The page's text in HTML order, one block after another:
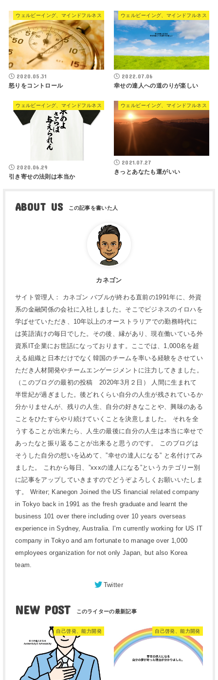
ウェルビーイング、マインドフルネス
2020.05.31
怒りをコントロール
ウェルビーイング、マインドフルネス
2022.07.06
幸せの達人への道のりが楽しい
ウェルビーイング、マインドフルネス
2020.06.29
引き寄せの法則は本当か
ウェルビーイング、マインドフルネス
2021.07.27
きっとあなたも運がいい
ABOUT US
カネゴン
サイト管理人： カネゴン バブルが終わる直前の1991年に、外資
系の金融関係の会社に入社しました。そこでビジネスのイロハを
学ばせていただき、10年以上のオーストラリアでの勤務時代に
は英語漬けの毎日でした。その後、縁があり、現在働いている外
資系IT企業にお世話になっております。ここでは、1,000名を超
える組織と日本だけでなく韓国のチームを率いる経験をさせてい
ただき人材開発やチームエンゲージメントに注力してきました。
（このブログの最初の投稿 2020年3月２日） 人間に生まれて
半世紀が過ぎました。後どれくらい自分の人生が残されているか
分かりませんが、残りの人生、自分の好きなことや、興味のある
ことをひたすらやり続けていくことを決意しました。 それを全
うすることが出来たら、人生の最後に自分の人生は本当に幸せで
あったなと振り返ることが出来ると思うのです。 このブログは
そうした自分の想いを込めて、”幸せの達人になる” と名付けてみ
ました。 これから毎日、”xxxの達人になる”というカテゴリー別
に記事をアップしていきますのでどうぞよろしくお願いいたしま
す。 Writer; Kanegon Joined the US financial related company
in Tokyo back in 1991 as the fresh graduate and learnt the
business 101 over there including over 10 years overseas
experience in Sydney, Australia. I'm currently working for US IT
company in Tokyo and am fortunate to manage over 1,000
employees organization for not only Japan, but also Korea
team.
Twitter
NEW POST
自己啓発、能力開発 自己啓発、能力開発